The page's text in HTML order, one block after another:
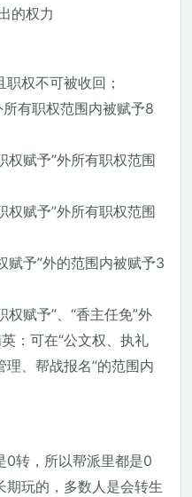
的权力
权不可被收回；
有职权范围内被赋予8
权赋予”外所有职权范围
权赋予”外所有职权范围
赋予”外的范围内被赋予3
权赋予”、“香主任免”外
：可在“公文权、执礼
、帮战报名”的范围内
0转，所以帮派里都是0
期玩的，多数人是会转生